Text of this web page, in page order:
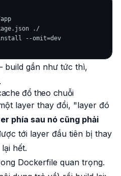
./
install --omit=dev
build gần như tức thì,
đổ theo chuỗi
layer thay đổi, "layer đó
phía sau nó cũng phải
tới layer đầu tiên bị thay
hết.
Dockerfile quan trọng.